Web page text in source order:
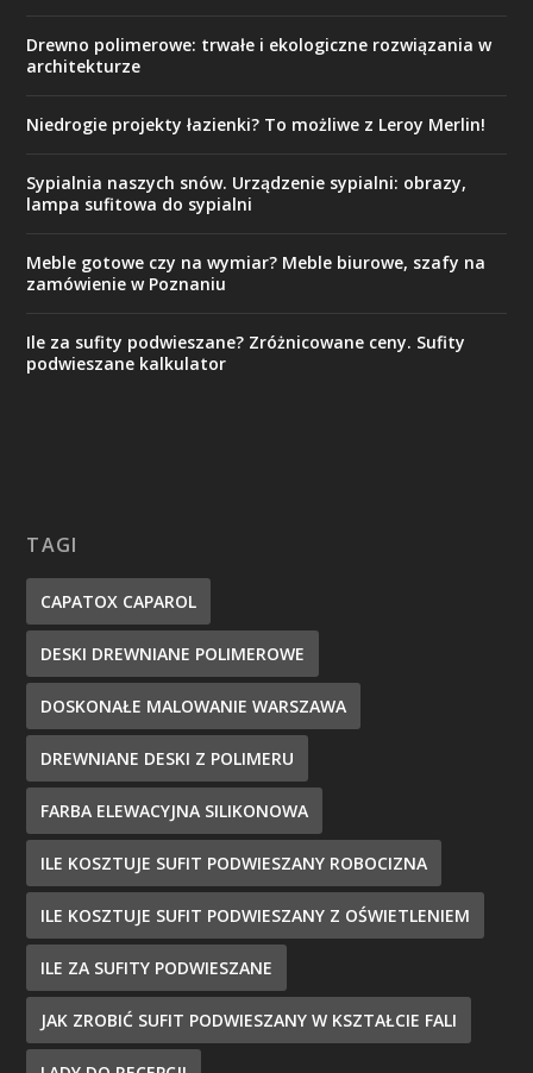
Drewno polimerowe: trwałe i ekologiczne rozwiązania w
architekturze
Niedrogie projekty łazienki? To możliwe z Leroy Merlin!
Sypialnia naszych snów. Urządzenie sypialni: obrazy,
lampa sufitowa do sypialni
Meble gotowe czy na wymiar? Meble biurowe, szafy na
zamówienie w Poznaniu
Ile za sufity podwieszane? Zróżnicowane ceny. Sufity
podwieszane kalkulator
TAGI
CAPATOX CAPAROL
DESKI DREWNIANE POLIMEROWE
DOSKONAŁE MALOWANIE WARSZAWA
DREWNIANE DESKI Z POLIMERU
FARBA ELEWACYJNA SILIKONOWA
ILE KOSZTUJE SUFIT PODWIESZANY ROBOCIZNA
ILE KOSZTUJE SUFIT PODWIESZANY Z OŚWIETLENIEM
ILE ZA SUFITY PODWIESZANE
JAK ZROBIĆ SUFIT PODWIESZANY W KSZTAŁCIE FALI